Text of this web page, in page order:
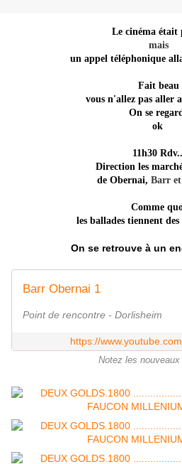
Le cinéma était
mais
un appel téléphonique
Fait beau
vous n'allez pas aller
On se
ok
11h30
Direction les
de Obernai, Barr et
Comme
les ballades tiennent
On se retrouve à un
Barr Obernai 1
Point de rencontre - Dorlisheim
https://
Notez les nouveaux